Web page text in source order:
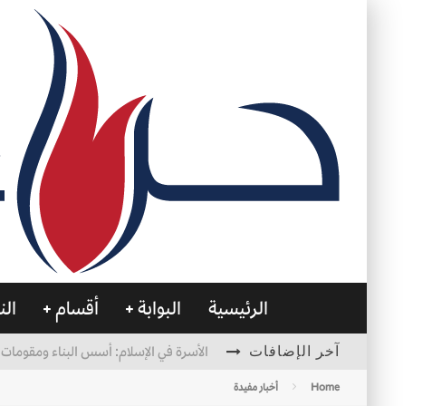
الرئيسية البوابة أقسام
آخر الإضافات الأسرة في الإسلام: أسس البناء ومقومات
Home أخبار مفيدة